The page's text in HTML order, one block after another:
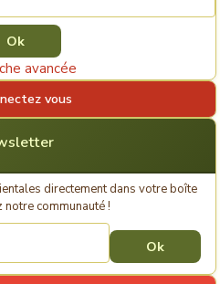
avancée
vous
directement dans votre boîte
notre communauté !